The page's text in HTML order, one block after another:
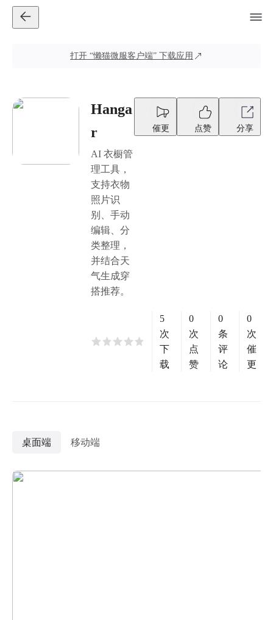
打开 “懒猫微服客户端” 下载应用
Hanga
r
AI 衣橱管
理工具，
支持衣物
照片识
别、手动
编辑、分
类整理，
并结合天
气生成穿
搭推荐。
催更 点赞 分享
5
次
下
载
0
次
点
赞
0
条
评
论
0
次
催
更
桌面端 移动端